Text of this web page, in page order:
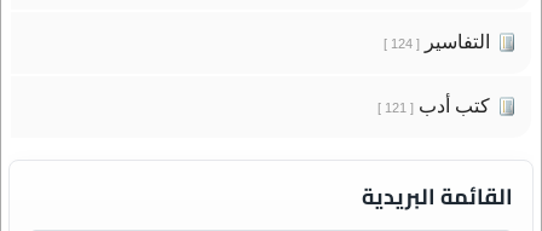
التفاسير[ 124 ]
كتب أدب[ 121 ]
القائمة البريدية